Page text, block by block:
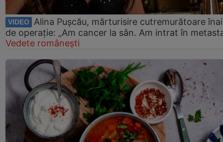
VIDEO
Alina Pușcău, mărturisire cutremurătoare
de operație: „Am cancer la sân. Am intrat în
Vedete românești